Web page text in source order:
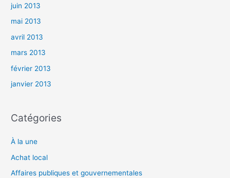
juin 2013
mai 2013
avril 2013
mars 2013
février 2013
janvier 2013
Catégories
À la une
Achat local
Affaires publiques et gouvernementales